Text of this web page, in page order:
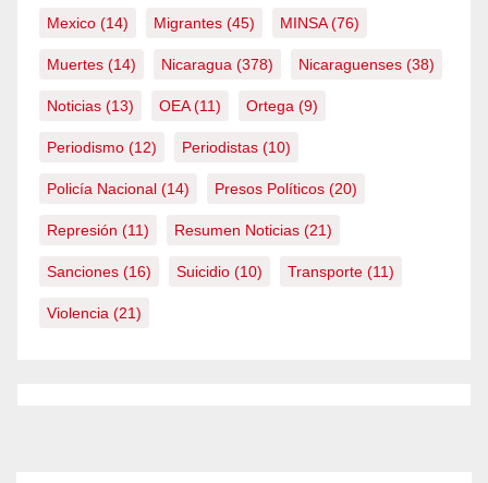
Mexico (14) Migrantes (45) MINSA(76)
Muertes (14) Nicaragua (378) Nicaraguenses (38)
Noticias (13) OEA(11) Ortega (9)
Periodismo (12) Periodistas (10)
Policía Nacional (14) Presos Políticos (20)
Represión (11) Resumen Noticias (21)
Sanciones (16) Suicidio (10) Transporte (11)
Violencia (21)